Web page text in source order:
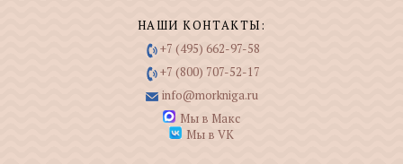
НАШИ КОНТАКТЫ:
+7 (495) 662-97-58
+7 (800) 707-52-17
info@morkniga.ru
Мы в Макс
Мы в VK